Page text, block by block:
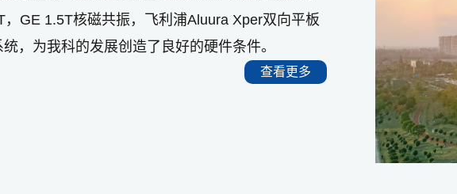
GE 1.5T核磁共振，飞利浦Aluura Xper双向平板
，为我科的发展创造了良好的硬件条件。
查看更多